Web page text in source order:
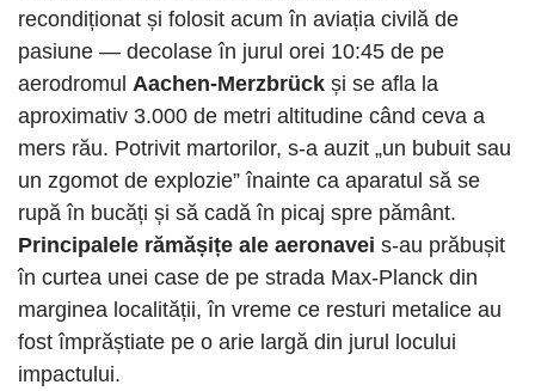
recondiționat și folosit acum în aviația civilă de
pasiune — decolase în jurul orei 10:45 de pe
aerodromul Aachen-Merzbrück și se afla la
aproximativ 3.000 de metri altitudine când ceva a
mers rău. Potrivit martorilor, s-a auzit „un bubuit sau
un zgomot de explozie” înainte ca aparatul să se
rupă în bucăți și să cadă în picaj spre pământ.
Principalele rămășițe ale aeronavei s-au prăbușit
în curtea unei case de pe strada Max-Planck din
marginea localității, în vreme ce resturi metalice au
fost împrăștiate pe o arie largă din jurul locului
impactului.